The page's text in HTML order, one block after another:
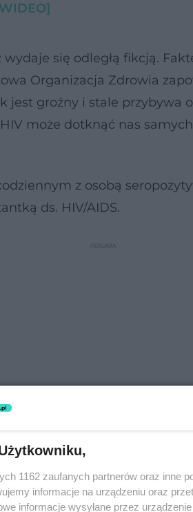
się odległą fikcją.
Organizacja Zdrowia
jest groźny i stale przybywa
może dotknąć nas
z osobą
ds. HIV/AIDS.
postrzegana jak wyrok.
jako potencjalne źródło
przyjaźni. Jak w
1162 zaufanych partnerów oraz inne
informacje na urządzeniu oraz
informacje wysyłane przez